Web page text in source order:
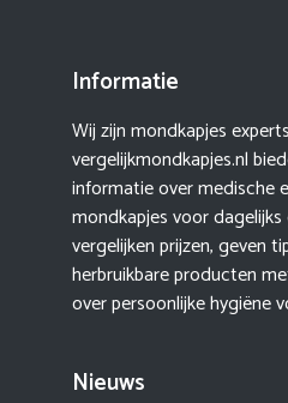
Informatie
Wij zijn mondkapjes
vergelijkmondkapjes.nl
informatie over medische
mondkapjes voor
vergelijken prijzen, geven
herbruikbare producten
over persoonlijke hygiëne
Nieuws